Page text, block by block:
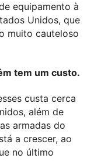
equipamento à
Unidos, que
muito cauteloso
tem um custo.
custa cerca
além de
armadas do
a crescer, ao
no último